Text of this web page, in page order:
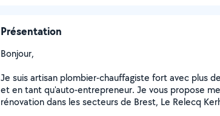
Présentation
Bonjour,
Je suis artisan plombier-chauffagiste fort avec plus
et en tant qu'auto-entrepreneur. Je vous propose
rénovation dans les secteurs de Brest, Le Relecq